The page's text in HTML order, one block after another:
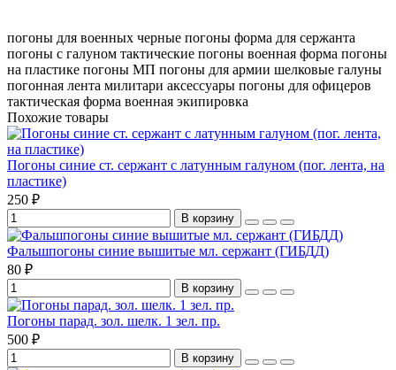
погоны для военных черные погоны форма для сержанта
погоны с галуном тактические погоны военная форма погоны
на пластике погоны МП погоны для армии шелковые галуны
погонная лента милитари аксессуары погоны для офицеров
тактическая форма военная экипировка
Похожие товары
Погоны синие ст. сержант с латунным галуном (пог. лента, на
пластике)
250 ₽
В корзину
Фальшпогоны синие вышитые мл. сержант (ГИБДД)
80 ₽
В корзину
Погоны парад. зол. шелк. 1 зел. пр.
500 ₽
В корзину